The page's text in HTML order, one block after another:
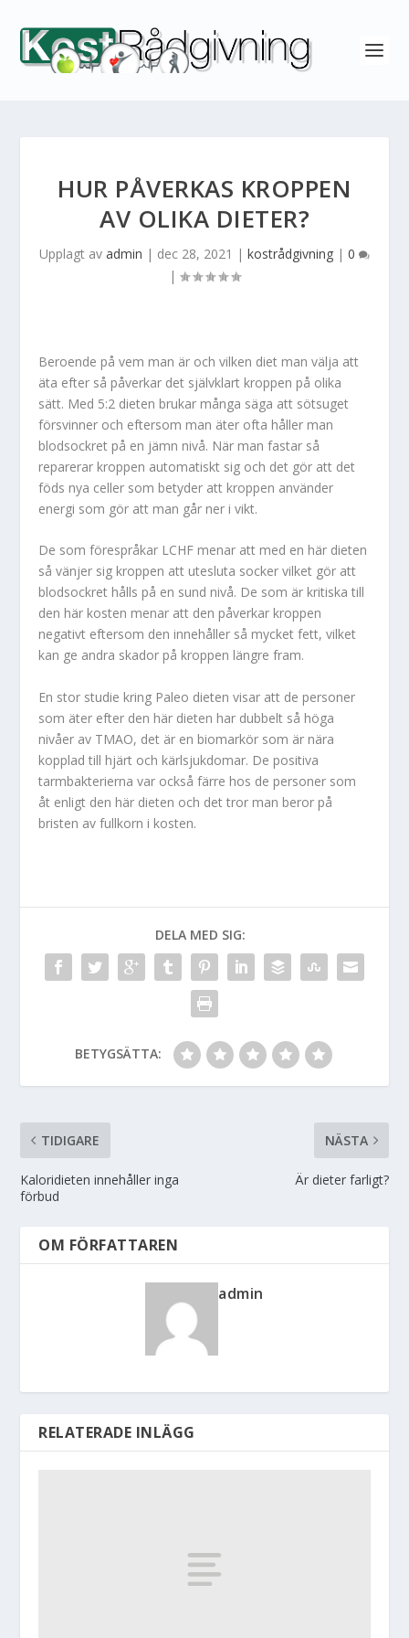
HUR PÅVERKAS KROPPEN
AV OLIKA DIETER?
Upplagt av admin | dec 28, 2021 | kostrådgivning | 0
|
Beroende på vem man är och vilken diet man välja att
äta efter så påverkar det självklart kroppen på olika
sätt. Med 5:2 dieten brukar många säga att sötsuget
försvinner och eftersom man äter ofta håller man
blodsockret på en jämn nivå. När man fastar så
reparerar kroppen automatiskt sig och det gör att det
föds nya celler som betyder att kroppen använder
energi som gör att man går ner i vikt.
De som förespråkar LCHF menar att med en här dieten
så vänjer sig kroppen att utesluta socker vilket gör att
blodsockret hålls på en sund nivå. De som är kritiska till
den här kosten menar att den påverkar kroppen
negativt eftersom den innehåller så mycket fett, vilket
kan ge andra skador på kroppen längre fram.
En stor studie kring Paleo dieten visar att de personer
som äter efter den här dieten har dubbelt så höga
nivåer av TMAO, det är en biomarkör som är nära
kopplad till hjärt och kärlsjukdomar. De positiva
tarmbakterierna var också färre hos de personer som
åt enligt den här dieten och det tror man beror på
bristen av fullkorn i kosten.
DELA MED SIG:
BETYGSÄTTA:
TIDIGARE
Kaloridieten innehåller inga
förbud
NÄSTA
Är dieter farligt?
OM FÖRFATTAREN
admin
RELATERADE INLÄGG